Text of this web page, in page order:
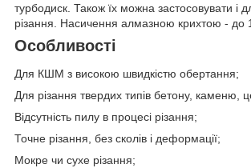
турбодиск. Також їх можна застосовувати і
різання. Насичення алмазною крихтою - до
Особливості
Для КШМ з високою швидкістю обертання;
Для різання твердих типів бетону, каменю,
Відсутність пилу в процесі різання;
Точне різання, без сколів і деформації;
Мокре чи сухе різання;